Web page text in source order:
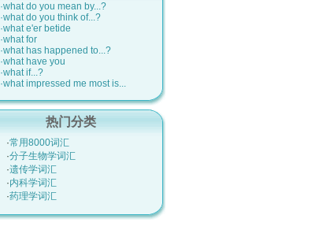
·what do you mean by...?
·what do you think of...?
·what e'er betide
·what for
·what has happened to...?
·what have you
·what if...?
·what impressed me most is...
热门分类
·常用8000词汇
·分子生物学词汇
·遗传学词汇
·内科学词汇
·药理学词汇